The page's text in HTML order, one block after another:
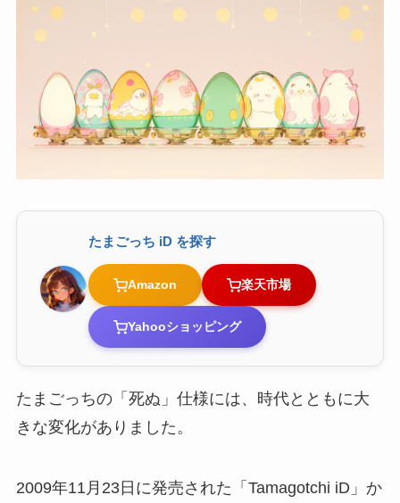
たまごっち iD を探す
Amazon 楽天市場
Yahooショッピング
たまごっちの「死ぬ」仕様には、時代とともに大
きな変化がありました。
2009年11月23日に発売された「Tamagotchi iD」か